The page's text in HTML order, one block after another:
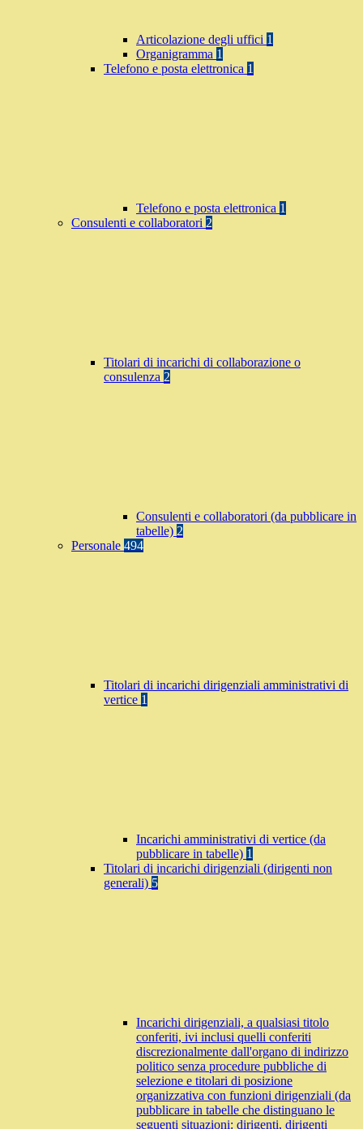
Articolazione degli uffici 1
Organigramma 1
Telefono e posta elettronica 1
Telefono e posta elettronica 1
Consulenti e collaboratori 2
Titolari di incarichi di collaborazione o
consulenza 2
Consulenti e collaboratori (da pubblicare in
tabelle) 2
Personale 494
Titolari di incarichi dirigenziali amministrativi di
vertice 1
Incarichi amministrativi di vertice (da
pubblicare in tabelle) 1
Titolari di incarichi dirigenziali (dirigenti non
generali) 5
Incarichi dirigenziali, a qualsiasi titolo
conferiti, ivi inclusi quelli conferiti
discrezionalmente dall'organo di indirizzo
politico senza procedure pubbliche di
selezione e titolari di posizione
organizzativa con funzioni dirigenziali (da
pubblicare in tabelle che distinguano le
seguenti situazioni: dirigenti, dirigenti